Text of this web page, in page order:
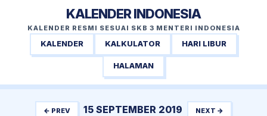
KALENDER INDONESIA
KALENDER RESMI SESUAI SKB 3 MENTERI INDONESIA
KALENDER KALKULATOR HARI LIBUR
HALAMAN
← PREV 15 SEPTEMBER 2019 NEXT →